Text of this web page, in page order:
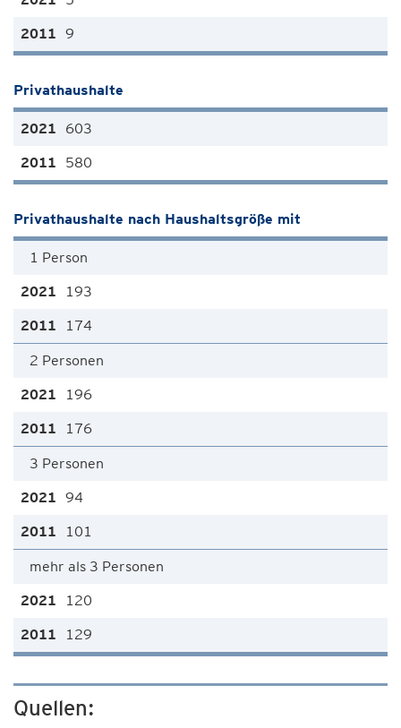
9
Privathaushalte
603
580
Privathaushalte nach Haushaltsgröße mit
1 Person
193
174
2 Personen
196
176
3 Personen
94
101
mehr als 3 Personen
120
129
Quellen: